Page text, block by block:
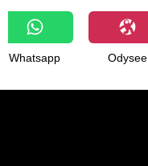
Odysee
Whatsapp